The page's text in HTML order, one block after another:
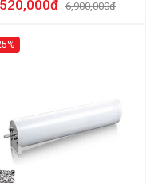
6,900,000đ